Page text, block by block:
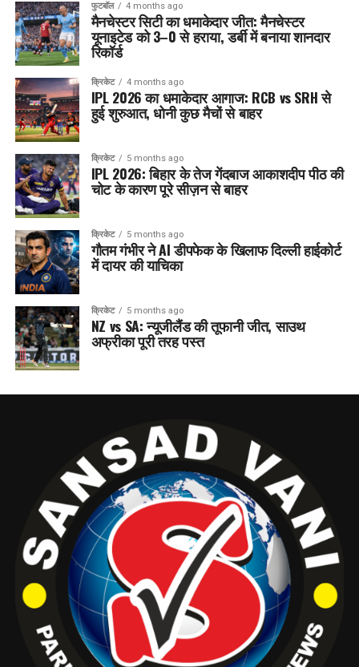
फुटबॉल 4 months ago
मैनचेस्टर सिटी का धमाकेदार जीत: मैनचेस्टर
यूनाइटेड को 3–0 से हराया, डर्बी में बनाया शानदार
रिकॉर्ड
क्रिकेट 4 months ago
IPL 2026 का धमाकेदार आगाज: RCB vs SRH से
हुई शुरुआत, धोनी कुछ मैचों से बाहर
क्रिकेट 5 months ago
IPL 2026: बिहार के तेज गेंदबाज आकाशदीप पीठ की
चोट के कारण पूरे सीज़न से बाहर
क्रिकेट 5 months ago
गौतम गंभीर ने AI डीपफेक के खिलाफ दिल्ली हाईकोर्ट
में दायर की याचिका
क्रिकेट 5 months ago
NZ vs SA: न्यूजीलैंड की तूफानी जीत, साउथ
अफ्रीका पूरी तरह पस्त